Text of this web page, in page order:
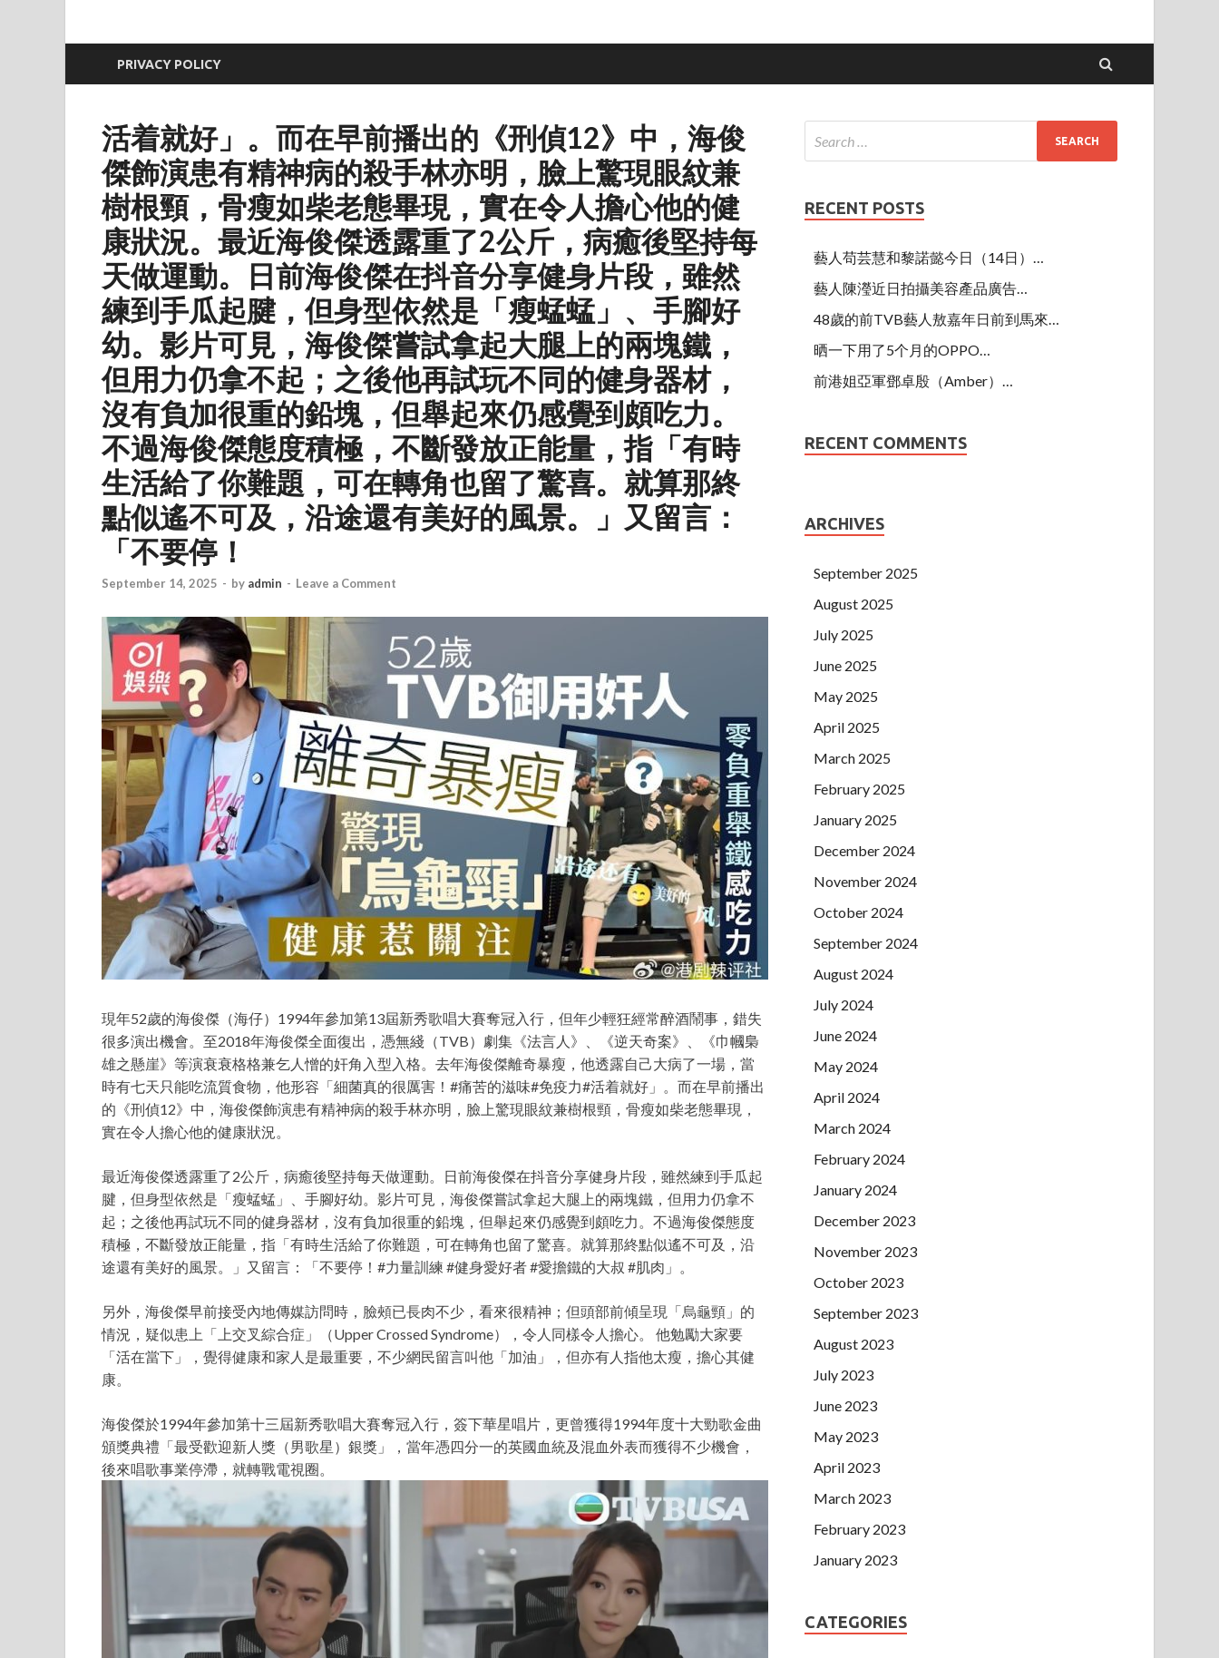
PRIVACY POLICY
活着就好」。而在早前播出的《刑偵12》中，海俊
傑飾演患有精神病的殺手林亦明，臉上驚現眼紋兼
樹根頸，骨瘦如柴老態畢現，實在令人擔心他的健
康狀況。最近海俊傑透露重了2公斤，病癒後堅持每
天做運動。日前海俊傑在抖音分享健身片段，雖然
練到手瓜起腱，但身型依然是「瘦蜢蜢」、手腳好
幼。影片可見，海俊傑嘗試拿起大腿上的兩塊鐵，
但用力仍拿不起；之後他再試玩不同的健身器材，
沒有負加很重的鉛塊，但舉起來仍感覺到頗吃力。
不過海俊傑態度積極，不斷發放正能量，指「有時
生活給了你難題，可在轉角也留了驚喜。就算那終
點似遙不可及，沿途還有美好的風景。」又留言：
「不要停！
September 14, 2025 - by admin - Leave a Comment
現年52歲的海俊傑（海仔）1994年參加第13屆新秀歌唱大賽奪冠入行，但年少輕狂經常醉酒鬧事，錯失
很多演出機會。至2018年海俊傑全面復出，憑無綫（TVB）劇集《法言人》、《逆天奇案》、《巾幗梟
雄之懸崖》等演衰衰格格兼乞人憎的奸角入型入格。去年海俊傑離奇暴瘦，他透露自己大病了一場，當
時有七天只能吃流質食物，他形容「細菌真的很厲害！ #痛苦的滋味#免疫力#活着就好」。而在早前播出
的《刑偵12》中，海俊傑飾演患有精神病的殺手林亦明，臉上驚現眼紋兼樹根頸，骨瘦如柴老態畢現，
實在令人擔心他的健康狀況。
最近海俊傑透露重了2公斤，病癒後堅持每天做運動。日前海俊傑在抖音分享健身片段，雖然練到手瓜起
腱，但身型依然是「瘦蜢蜢」、手腳好幼。影片可見，海俊傑嘗試拿起大腿上的兩塊鐵，但用力仍拿不
起；之後他再試玩不同的健身器材，沒有負加很重的鉛塊，但舉起來仍感覺到頗吃力。不過海俊傑態度
積極，不斷發放正能量，指「有時生活給了你難題，可在轉角也留了驚喜。就算那終點似遙不可及，沿
途還有美好的風景。」又留言：「不要停！#力量訓練 #健身愛好者 #愛擔鐵的大叔 #肌肉」。
另外，海俊傑早前接受內地傳媒訪問時，臉頰已長肉不少，看來很精神；但頭部前傾呈現「烏龜頸」的
情況，疑似患上「上交叉綜合症」（Upper Crossed Syndrome），令人同樣令人擔心。 他勉勵大家要
「活在當下」，覺得健康和家人是最重要，不少網民留言叫他「加油」，但亦有人指他太瘦，擔心其健
康。
海俊傑於1994年參加第十三屆新秀歌唱大賽奪冠入行，簽下華星唱片，更曾獲得1994年度十大勁歌金曲
頒獎典禮「最受歡迎新人獎（男歌星）銀獎」，當年憑四分一的英國血統及混血外表而獲得不少機會，
後來唱歌事業停滯，就轉戰電視圈。
RECENT POSTS
藝人苟芸慧和黎諾懿今日（14日）…
藝人陳瀅近日拍攝美容產品廣告…
48歲的前TVB藝人敖嘉年日前到馬來…
晒一下用了5个月的OPPO…
前港姐亞軍鄧卓殷（Amber）…
RECENT COMMENTS
ARCHIVES
September 2025
August 2025
July 2025
June 2025
May 2025
April 2025
March 2025
February 2025
January 2025
December 2024
November 2024
October 2024
September 2024
August 2024
July 2024
June 2024
May 2024
April 2024
March 2024
February 2024
January 2024
December 2023
November 2023
October 2023
September 2023
August 2023
July 2023
June 2023
May 2023
April 2023
March 2023
February 2023
January 2023
CATEGORIES